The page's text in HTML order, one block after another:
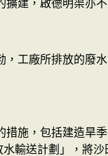
擴建，啟德明渠亦
工廠所排放的廢
施，包括建造旱
輸送計劃」，將